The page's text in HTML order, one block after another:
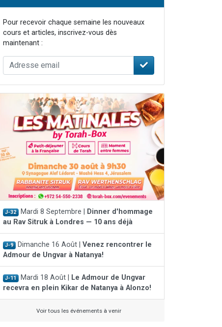
Pour recevoir chaque semaine les nouveaux
cours et articles, inscrivez-vous dès
maintenant :
J-32 Mardi 8 Septembre |
Dinner d'hommage
au Rav Sitruk à Londres — 10 ans déjà
J-9 Dimanche 16 Août | Venez rencontrer le
Admour de Ungvar à Natanya!
J-11 Mardi 18 Août |
Le Admour de Ungvar
recevra en plein Kikar de Natanya à Alonzo!
Voir tous les événements à venir